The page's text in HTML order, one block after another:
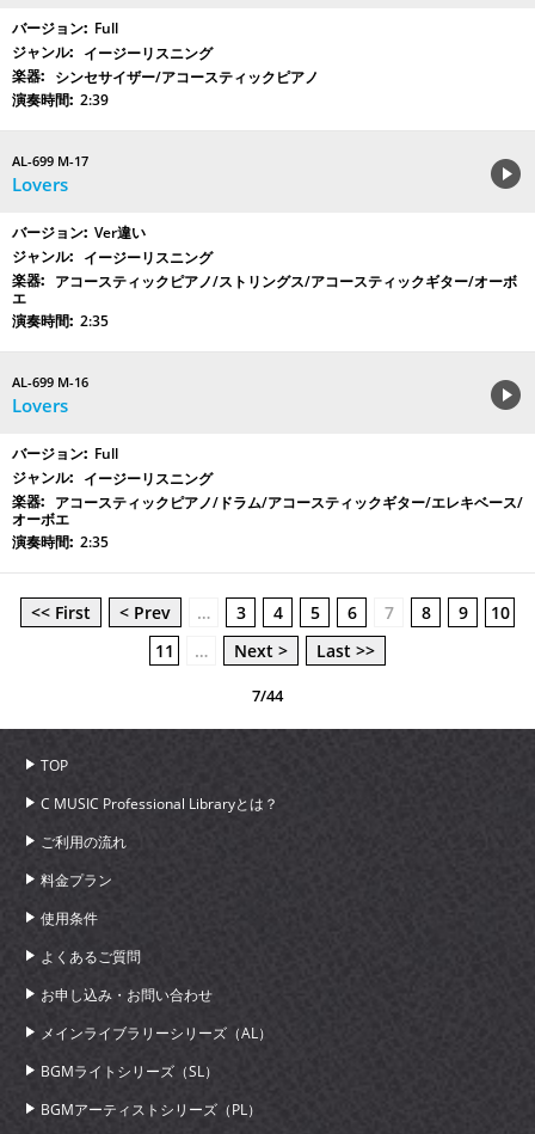
Full
イージーリスニング
シンセサイザー/アコースティックピアノ
2:39
AL-699 M-17
Lovers
Ver違い
イージーリスニング
アコースティックピアノ/ストリングス/アコースティックギター/オーボ
エ
2:35
AL-699 M-16
Lovers
Full
イージーリスニング
アコースティックピアノ/ドラム/アコースティックギター/エレキベース/
オーボエ
2:35
<< First < Prev … 3 4 5 6 7 8 9
10
11
… Next > Last >>
7/44
TOP
C MUSIC Professional Libraryとは？
ご利用の流れ
料金プラン
使用条件
よくあるご質問
お申し込み・お問い合わせ
メインライブラリーシリーズ（AL）
BGMライトシリーズ（SL）
BGMアーティストシリーズ（PL）